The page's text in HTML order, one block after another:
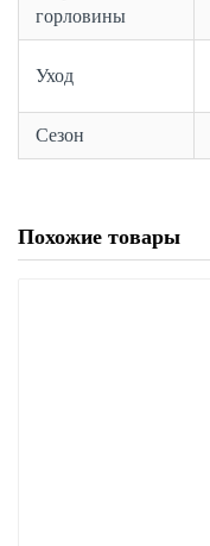
горловины
Уход
Сезон
Похожие товары